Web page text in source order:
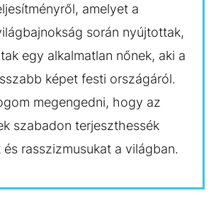
amelyet a
során nyújtottak,
egy alkalmatlan nőnek, aki a
képet festi országáról.
megengedni, hogy az
szabadon terjeszthessék
rasszizmusukat a világban.